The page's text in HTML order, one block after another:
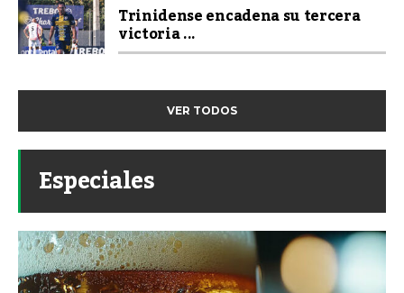
Trinidense encadena su tercera
victoria ...
VER TODOS
Especiales